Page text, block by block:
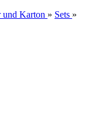
und Karton » Sets »